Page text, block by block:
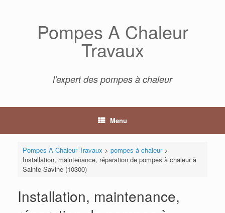
Pompes A Chaleur
Travaux
l'expert des pompes à chaleur
Menu
Pompes A Chaleur Travaux > pompes à chaleur>
Installation, maintenance, réparation de pompes à chaleur à
Sainte-Savine (10300)
Installation, maintenance,